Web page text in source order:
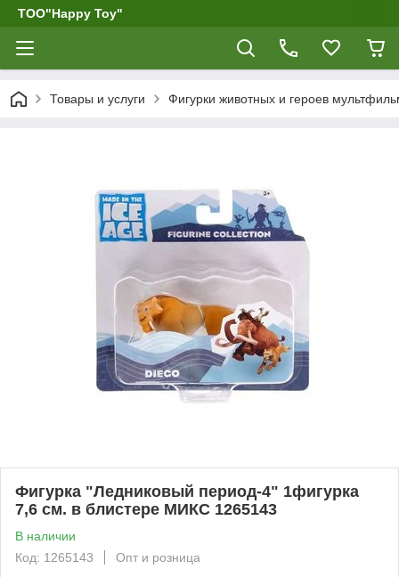
ТОО"Happy Toy"
Товары и услуги Фигурки животных и героев
Фигурка "Ледниковый период-4" 1фигурка
7,6 см. в блистере МИКС 1265143
В наличии
Код: 1265143
Опт и розница